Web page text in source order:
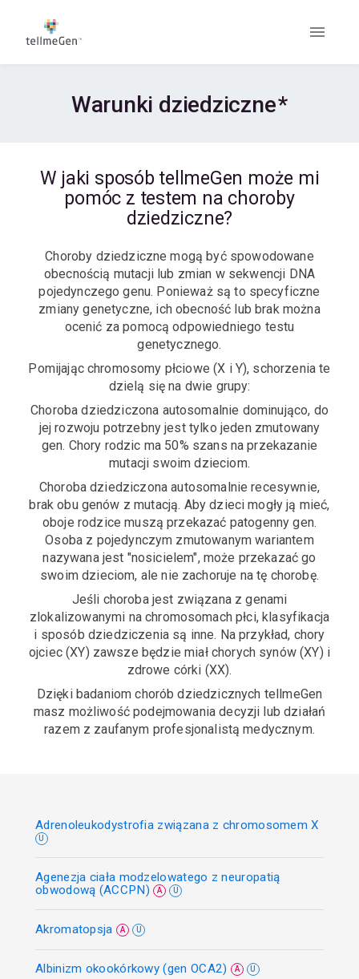
Warunki dziedziczne*
W jaki sposób tellmeGen może mi
pomóc z testem na choroby
dziedziczne?
Choroby dziedziczne mogą być spowodowane
obecnością mutacji lub zmian w sekwencji DNA
pojedynczego genu. Ponieważ są to specyficzne
zmiany genetyczne, ich obecność lub brak można
ocenić za pomocą odpowiedniego testu
genetycznego.
Pomijając chromosomy płciowe (X i Y), schorzenia te
dzielą się na dwie grupy:
Choroba dziedziczona autosomalnie dominująco, do
jej rozwoju potrzebny jest tylko jeden zmutowany
gen. Chory rodzic ma 50% szans na przekazanie
mutacji swoim dzieciom.
Choroba dziedziczona autosomalnie recesywnie,
brak obu genów z mutacją. Aby dzieci mogły ją mieć,
oboje rodzice muszą przekazać patogenny gen.
Osoba z pojedynczym zmutowanym wariantem
nazywana jest "nosicielem", może przekazać go
swoim dzieciom, ale nie zachoruje na tę chorobę.
Jeśli choroba jest związana z genami
zlokalizowanymi na chromosomach płci, klasyfikacja
i sposób dziedziczenia są inne. Na przykład, chory
ojciec (XY) zawsze będzie miał chorych synów (XY) i
zdrowe córki (XX).
Dzięki badaniom chorób dziedzicznych tellmeGen
masz możliwość podejmowania decyzji lub działań
razem z zaufanym profesjonalistą medycznym.
Adrenoleukodystrofia związana z chromosomem X
U
Agenezja ciała modzelowatego z neuropatią
obwodową (ACCPN)
A U
Akromatopsja A U
Albinizm okookórkowy (gen OCA2) A U